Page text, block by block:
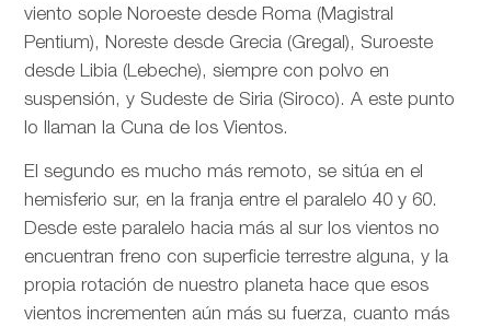
viento sople Noroeste desde Roma (Magistral
Pentium), Noreste desde Grecia (Gregal), Suroeste
desde Libia (Lebeche), siempre con polvo en
suspensión, y Sudeste de Siria (Siroco). A este punto
lo llaman la Cuna de los Vientos.
El segundo es mucho más remoto, se sitúa en el
hemisferio sur, en la franja entre el paralelo 40 y 60.
Desde este paralelo hacia más al sur los vientos no
encuentran freno con superficie terrestre alguna, y la
propia rotación de nuestro planeta hace que esos
vientos incrementen aún más su fuerza, cuanto más